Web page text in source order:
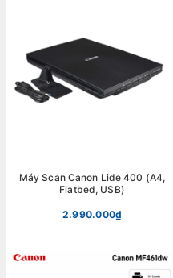
Máy Scan Canon Lide 400 (A4,
Flatbed, USB)
2.990.000₫